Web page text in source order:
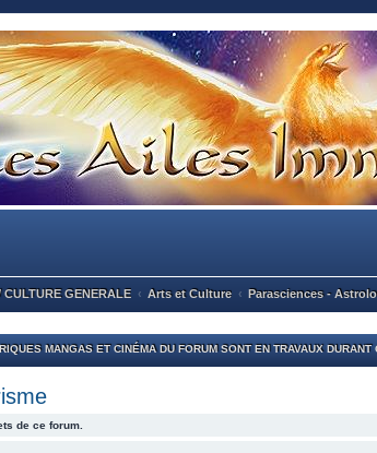
GENERALE Arts et Culture Parasciences -
MANGAS ET CINÉMA DU FORUM SONT EN TRAVAUX
de ce forum.